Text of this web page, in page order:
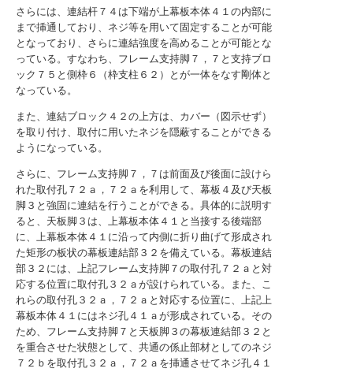
さらには、連結杆７４は下端が上幕板本体４１の内部に
まで挿通しており、ネジ等を用いて固定することが可能
となっており、さらに連結強度を高めることが可能とな
っている。すなわち、フレーム支持脚７，７と支持ブロ
ック７５と側枠６（枠支柱６２）とが一体をなす剛体と
なっている。
また、連結ブロック４２の上方は、カバー（図示せず）
を取り付け、取付に用いたネジを隠蔽することができる
ようになっている。
さらに、フレーム支持脚７，７は前面及び後面に設けら
れた取付孔７２ａ，７２ａを利用して、幕板４及び天板
脚３と強固に連結を行うことができる。具体的に説明す
ると、天板脚３は、上幕板本体４１と当接する後端部
に、上幕板本体４１に沿って内側に折り曲げて形成され
た矩形の板状の幕板連結部３２を備えている。幕板連結
部３２には、上記フレーム支持脚７の取付孔７２ａと対
応する位置に取付孔３２ａが設けられている。また、こ
れらの取付孔３２ａ，７２ａと対応する位置に、上記上
幕板本体４１にはネジ孔４１ａが形成されている。その
ため、フレーム支持脚７と天板脚３の幕板連結部３２と
を重合させた状態として、共通の係止部材としてのネジ
７２ｂを取付孔３２ａ，７２ａを挿通させてネジ孔４１